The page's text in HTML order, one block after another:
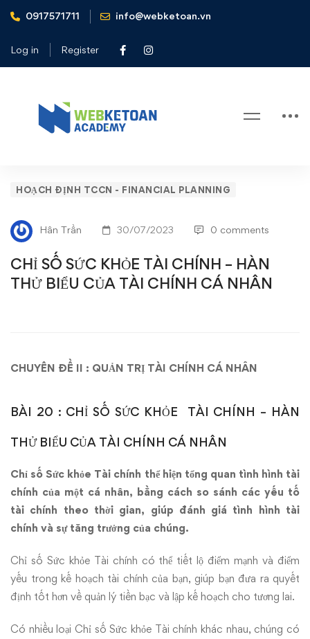
0917571711 info@webketoan.vn
Log in Register
Home
Hoạch định TCCN - Financial Planning
TÀI CHÍNH CÁ NHÂN
CHỈ
SỐ
SỨC
KHỎE
–
HÀN
THỬ
BIỂU
CỦA
TÀI
CHÍNH
CÁ
NHÂN
HOẠCH ĐỊNH TCCN - FINANCIAL PLANNING
Hân Trần 30/07/2023 0 comments
CHỈ SỐ SỨC KHỎE TÀI CHÍNH – HÀN
THỬ BIỂU CỦA TÀI CHÍNH CÁ NHÂN
CHUYÊN ĐỀ II : QUẢN TRỊ TÀI CHÍNH CÁ NHÂN
BÀI 20 : CHỈ SỐ SỨC KHỎE TÀI CHÍNH – HÀN
THỬ BIỂU CỦA TÀI CHÍNH CÁ NHÂN
Chỉ số Sức khỏe Tài chính thể hiện tổng quan tình hình tài
chính của một cá nhân, bằng cách so sánh các yếu tố
tài chính theo thời gian, giúp đánh giá tình hình tài
chính và sự tăng trưởng của chúng.
Chỉ số Sức khỏe Tài chính có thể tiết lộ điểm mạnh và điểm
yếu trong kế hoạch tài chính của bạn, giúp bạn đưa ra quyết
định tốt hơn về quản lý tiền bạc và lập kế hoạch cho tương lai.
Có nhiều loại Chỉ số Sức khỏe Tài chính khác nhau, chúng có